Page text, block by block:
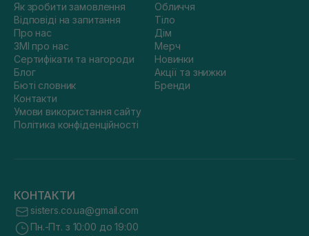
Як зробити замовлення
Відповіді на запитання
Про нас
ЗМІ про нас
Сертифікати та нагороди
Блог
Бюті словник
Контакти
Умови використання сайту
Політика конфіденційності
Обличчя
Тіло
Дім
Мерч
Новинки
Акції та знижки
Бренди
КОНТАКТИ
sisters.co.ua@gmail.com
Пн.-Пт. з 10:00 до 19:00